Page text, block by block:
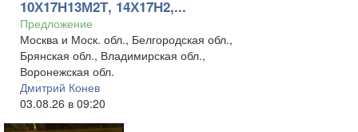
10Х17Н13М2Т, 14Х17Н2,...
Предложение
Москва и Моск. обл., Белгородская обл.,
Брянская обл., Владимирская обл.,
Воронежская обл.
Дмитрий Конев
03.08.26 в 09:20